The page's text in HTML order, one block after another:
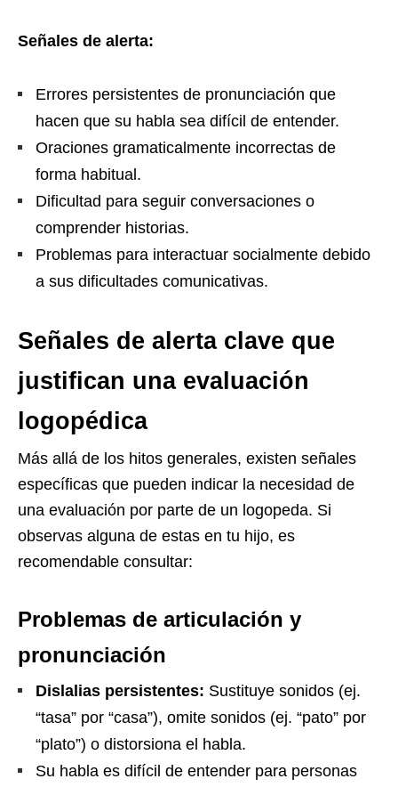
Señales de alerta:
Errores persistentes de pronunciación que
hacen que su habla sea difícil de entender.
Oraciones gramaticalmente incorrectas de
forma habitual.
Dificultad para seguir conversaciones o
comprender historias.
Problemas para interactuar socialmente debido
a sus dificultades comunicativas.
Señales de alerta clave que
justifican una evaluación
logopédica
Más allá de los hitos generales, existen señales
específicas que pueden indicar la necesidad de
una evaluación por parte de un logopeda. Si
observas alguna de estas en tu hijo, es
recomendable consultar:
Problemas de articulación y
pronunciación
Dislalias persistentes: Sustituye sonidos (ej.
“tasa” por “casa”), omite sonidos (ej. “pato” por
“plato”) o distorsiona el habla.
Su habla es difícil de entender para personas